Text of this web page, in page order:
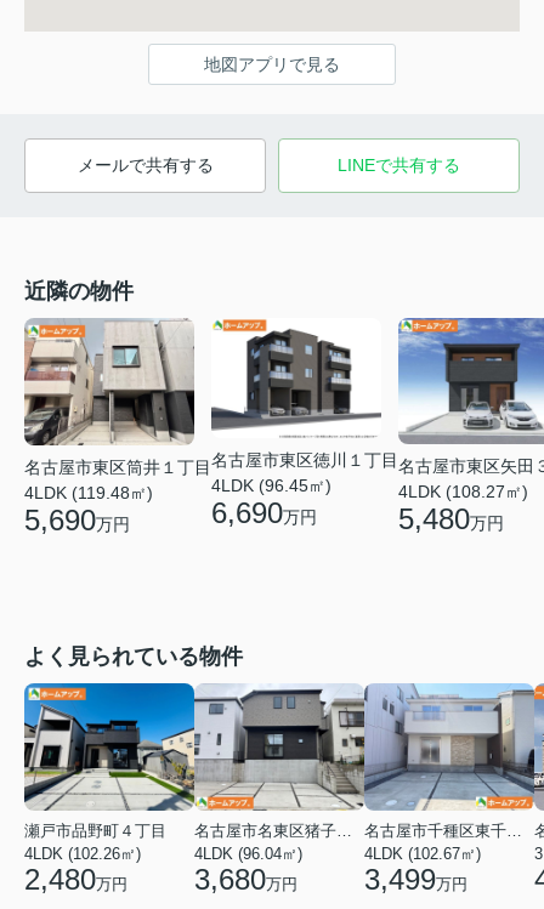
地図アプリで見る
メールで共有する LINEで共有する
近隣の物件
名古屋市東区筒井１丁目
4LDK (119.48㎡)
5,690万円
名古屋市東区徳川１丁目
4LDK (96.45㎡)
6,690万円
名古屋市東区矢田
4LDK (108.27㎡)
5,480万円
よく見られている物件
瀬戸市品野町４丁目
4LDK (102.26㎡)
2,480万円
4LDK (96.04㎡)
3,680万円
4LDK (102.67㎡)
3,499万円